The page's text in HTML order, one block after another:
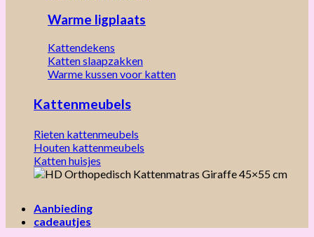
Warme ligplaats
Kattendekens
Katten slaapzakken
Warme kussen voor katten
Kattenmeubels
Rieten kattenmeubels
Houten kattenmeubels
Katten huisjes
Aanbieding
cadeautjes